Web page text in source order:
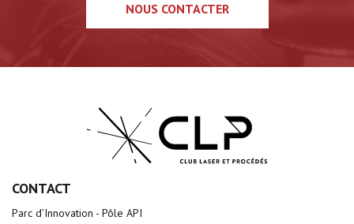
NOUS CONTACTER
CONTACT
Parc d’Innovation - Pôle API